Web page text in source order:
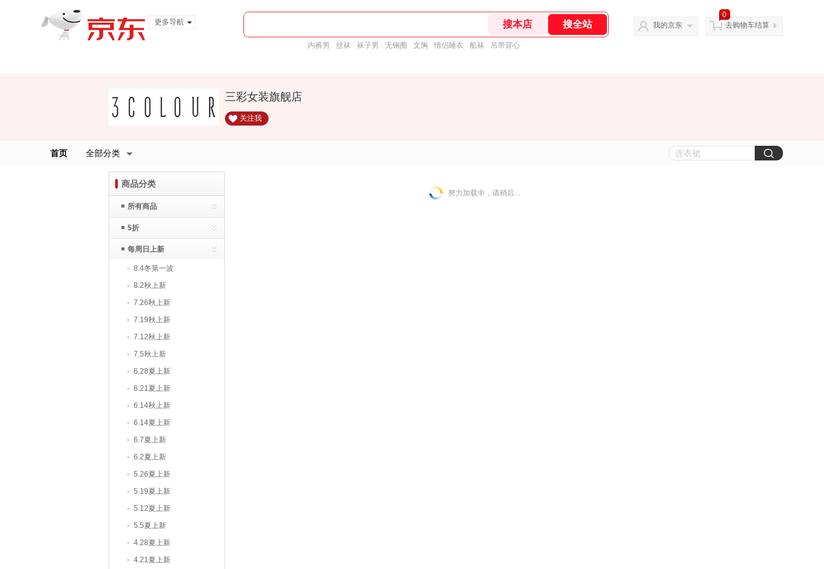
更多导航
内裤男 丝袜 袜子男 无钢圈 文胸 情侣睡衣 船袜 吊带背心
我的京东
0
去购物车结算
三彩女装旗舰店
关注我
首页 全部分类
商品分类
所有商品
5折
每周日上新
8.4冬第一波
8.2秋上新
7.26秋上新
7.19秋上新
7.12秋上新
7.5秋上新
6.28夏上新
6.21夏上新
6.14秋上新
6.14夏上新
6.7夏上新
6.2夏上新
5.26夏上新
5.19夏上新
5.12夏上新
5.5夏上新
4.28夏上新
4.21夏上新
努力加载中，请稍后...